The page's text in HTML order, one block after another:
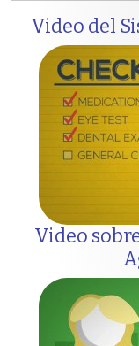
Video del
Video